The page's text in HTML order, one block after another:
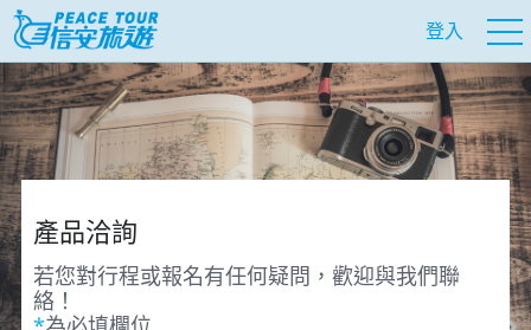
登入
產品洽詢
若您對行程或報名有任何疑問，歡迎與我們聯
絡！